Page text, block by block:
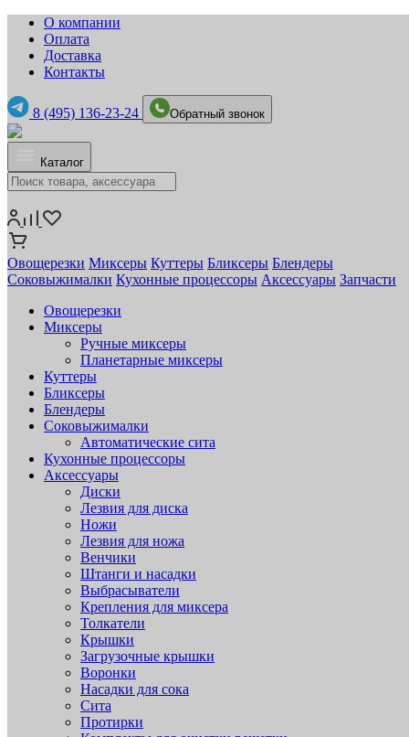
О компании
Оплата
Доставка
Контакты
8 (495) 136-23-24 Обратный звонок
Каталог
Овощерезки Миксеры Куттеры Бликсеры Блендеры
Соковыжималки Кухонные процессоры Аксессуары Запчасти
Овощерезки
Миксеры
Ручные миксеры
Планетарные миксеры
Куттеры
Бликсеры
Блендеры
Соковыжималки
Автоматические сита
Кухонные процессоры
Аксессуары
Диски
Лезвия для диска
Ножи
Лезвия для ножа
Венчики
Штанги и насадки
Выбрасыватели
Крепления для миксера
Толкатели
Крышки
Загрузочные крышки
Воронки
Насадки для сока
Сита
Протирки